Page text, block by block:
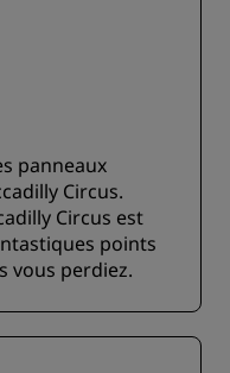
panneaux
Circus.
Circus est
points
vous perdiez.